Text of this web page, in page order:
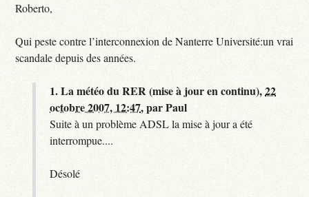
Roberto,
Qui peste contre l’interconnexion de Nanterre Université:un vrai
scandale depuis des années.
1.La météo du RER (mise à jour en continu),22
octobre 2007, 12:47,parPaul
Suite à un problème ADSL la mise à jour a été
interrompue....
Désolé